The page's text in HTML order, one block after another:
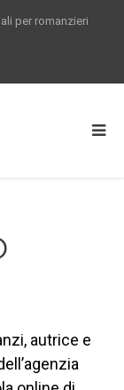
per romanzieri
autrice e